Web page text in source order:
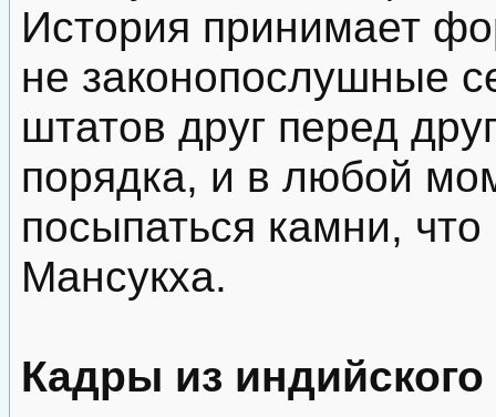
История принимает
не законопослушные
штатов друг перед
порядка, и в любой
посыпаться камни,
Мансукха.
Кадры из